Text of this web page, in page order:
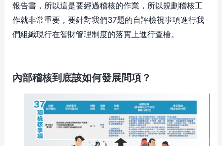
報告書，所以這是要經過稽核的作業，所以規劃稽核工
作就非常重要，要針對我們37題的自評檢視事項進行我
們組織現行在智財管理制度的落實上進行查檢。
內部稽核到底該如何發展問項？